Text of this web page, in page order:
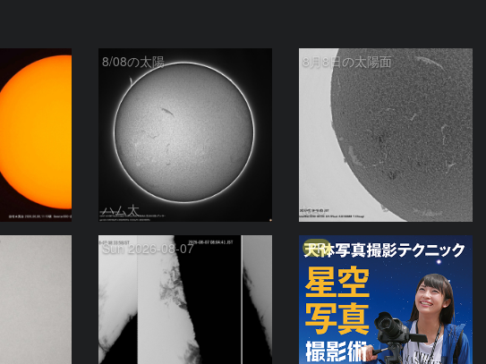
8/08の太陽
ハム太
8月8日の太陽面
ta-o
Sun 2026-08-07 PR